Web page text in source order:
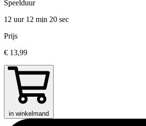
Speelduur
12 uur 12 min 20 sec
Prijs
€ 13,99
in winkelmand